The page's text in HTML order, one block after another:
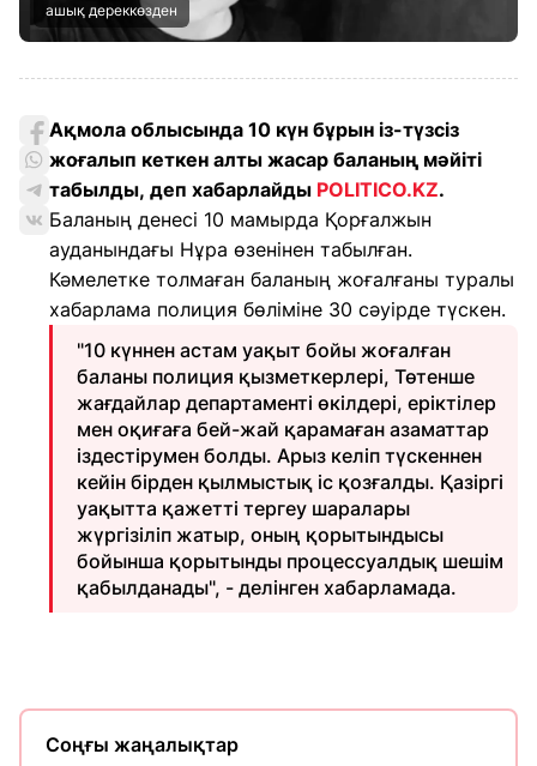
ашық дереккөзден
Ақмола облысында 10 күн бұрын із-түзсіз
жоғалып кеткен алты жасар баланың мәйіті
табылды, деп хабарлайды POLITICO.KZ.
Баланың денесі 10 мамырда Қорғалжын
ауданындағы Нұра өзенінен табылған.
Кәмелетке толмаған баланың жоғалғаны туралы
хабарлама полиция бөліміне 30 сәуірде түскен.
"10 күннен астам уақыт бойы жоғалған
баланы полиция қызметкерлері, Төтенше
жағдайлар департаменті өкілдері, еріктілер
мен оқиғаға бей-жай қарамаған азаматтар
іздестірумен болды. Арыз келіп түскеннен
кейін бірден қылмыстық іс қозғалды. Қазіргі
уақытта қажетті тергеу шаралары
жүргізіліп жатыр, оның қорытындысы
бойынша қорытынды процессуалдық шешім
қабылданады", - делінген хабарламада.
Соңғы жаңалықтар